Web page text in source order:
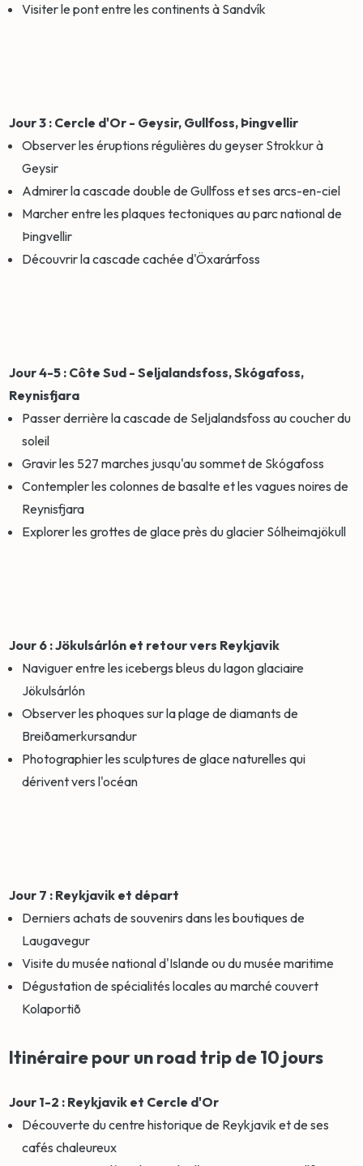
Visiter le pont entre les continents à Sandvík
Jour 3 : Cercle d'Or - Geysir, Gullfoss, Þingvellir
Observer les éruptions régulières du geyser Strokkur à
Geysir
Admirer la cascade double de Gullfoss et ses arcs-en-ciel
Marcher entre les plaques tectoniques au parc national de
Þingvellir
Découvrir la cascade cachée d'Öxarárfoss
Jour 4-5 : Côte Sud - Seljalandsfoss, Skógafoss,
Reynisfjara
Passer derrière la cascade de Seljalandsfoss au coucher du
soleil
Gravir les 527 marches jusqu'au sommet de Skógafoss
Contempler les colonnes de basalte et les vagues noires de
Reynisfjara
Explorer les grottes de glace près du glacier Sólheimajökull
Jour 6 : Jökulsárlón et retour vers Reykjavik
Naviguer entre les icebergs bleus du lagon glaciaire
Jökulsárlón
Observer les phoques sur la plage de diamants de
Breiðamerkursandur
Photographier les sculptures de glace naturelles qui
dérivent vers l'océan
Jour 7 : Reykjavik et départ
Derniers achats de souvenirs dans les boutiques de
Laugavegur
Visite du musée national d'Islande ou du musée maritime
Dégustation de spécialités locales au marché couvert
Kolaportið
Itinéraire pour un road trip de 10 jours
Jour 1-2 : Reykjavik et Cercle d'Or
Découverte du centre historique de Reykjavik et de ses
cafés chaleureux